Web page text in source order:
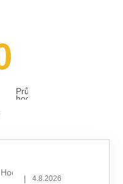
Průměrné
hodnocení
Hodnocení obchodu je 5 z 5
| 4.8.2026